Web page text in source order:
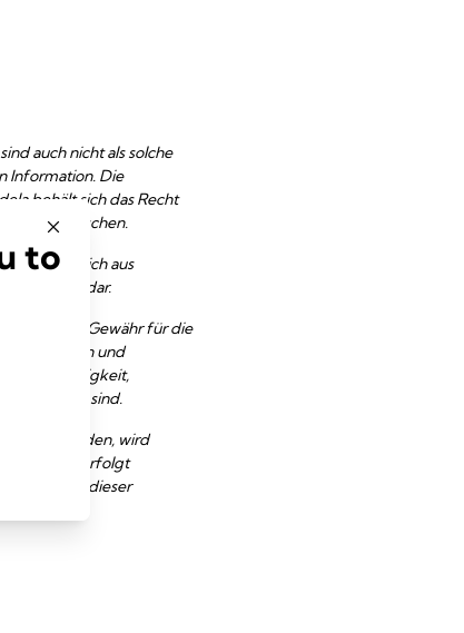
auch nicht als solche
Information. Die
behält sich das Recht
oder zu löschen.
aus
Medela dar.
wird keine Gewähr für die
und
Vollständigkeit,
ihr verlinkt sind.
werden, wird
Inhalte erfolgt
Nutzung dieser
to